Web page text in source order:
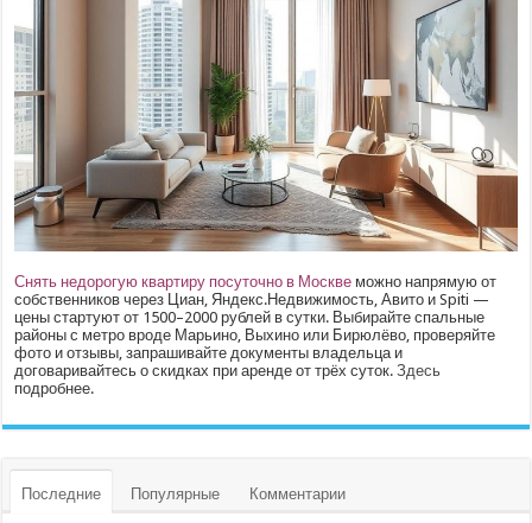
Снять недорогую квартиру посуточно в Москве можно напрямую от
собственников через Циан, Яндекс.Недвижимость, Авито и Spiti —
цены стартуют от 1500–2000 рублей в сутки. Выбирайте спальные
районы с метро вроде Марьино, Выхино или Бирюлёво, проверяйте
фото и отзывы, запрашивайте документы владельца и
договаривайтесь о скидках при аренде от трёх суток.Здесь
подробнее.
Последние Популярные Комментарии